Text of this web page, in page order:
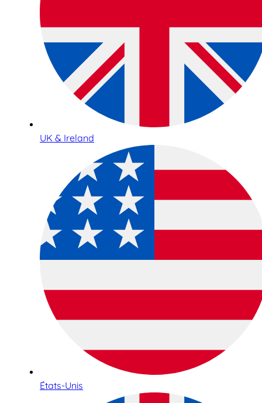
UK & Ireland
États-Unis